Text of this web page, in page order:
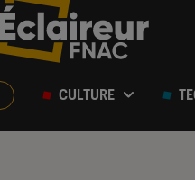
CULTURE